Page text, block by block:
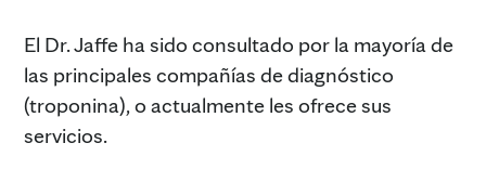
El Dr. Jaffe ha sido consultado por la mayoría de
las principales compañías de diagnóstico
(troponina), o actualmente les ofrece sus
servicios.